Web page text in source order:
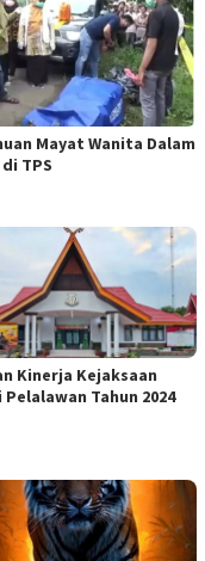
Mayat Wanita Dalam
TPS
Kinerja Kejaksaan
Pelalawan Tahun 2024